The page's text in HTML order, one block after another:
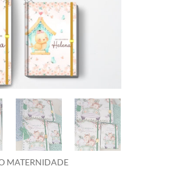
MATERNIDADE